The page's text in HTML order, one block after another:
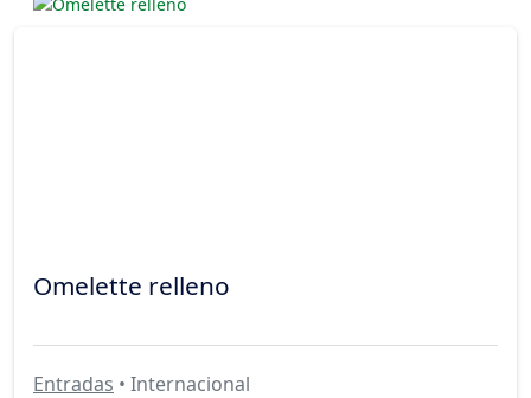
Omelette relleno
Entradas • Internacional